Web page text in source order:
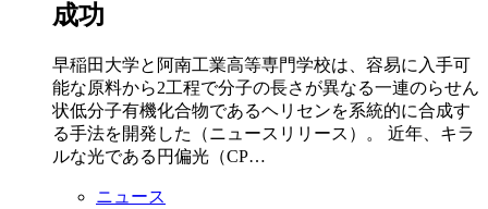
成功
早稲田大学と阿南工業高等専門学校は、容易に入手可
能な原料から2工程で分子の長さが異なる一連のらせん
状低分子有機化合物であるヘリセンを系統的に合成す
る手法を開発した（ニュースリリース）。 近年、キラ
ルな光である円偏光（CP…
ニュース